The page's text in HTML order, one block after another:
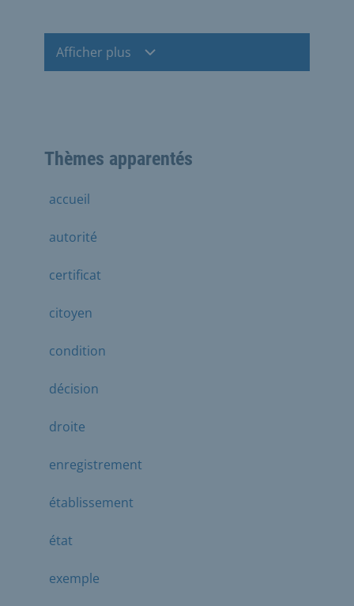
Afficher plus
Thèmes apparentés
accueil
autorité
certificat
citoyen
condition
décision
droite
enregistrement
établissement
état
exemple